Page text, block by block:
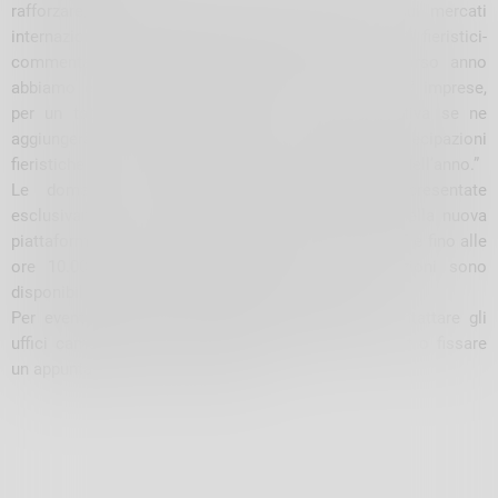
rafforzare, oppure diversificare, la loro presenza sui mercati
internazionali attraverso la partecipazione ad eventi fieristici-
commenta la presidente Loretta Credaro. Lo scorso anno
abbiamo erogato complessivamente contributi a 17 imprese,
per un totale di circa 55.000 €. A questa iniziativa se ne
aggiungerà una analoga, dedicata a sostenere le partecipazioni
fieristiche che si svolgeranno nel secondo semestre dell’anno.”
Le domande di contributo potranno essere presentate
esclusivamente in modalità telematica all’interno della nuova
piattaforma Restart, dalle ore 10.00 del 1° luglio 2025 e fino alle
ore 10.00 del 31 luglio 2025; tutte le informazioni sono
disponibili nella sezione bandi del sito camerale.
Per eventuali ulteriori informazioni è possibile contattare gli
uffici camerali alla mail:
o fissare
un appuntamento su servizionline.